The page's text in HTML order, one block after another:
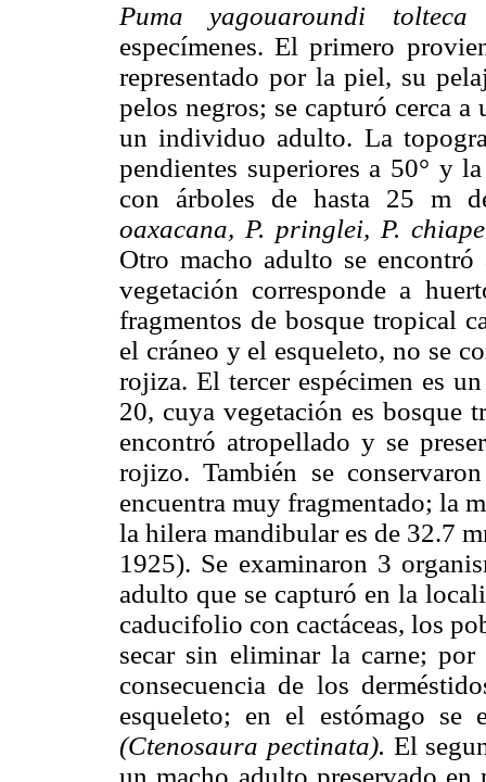
Puma yagouaroundi tolteca
especímenes. El primero
representado por la piel, su
pelos negros; se capturó cerca
un individuo adulto. La
pendientes superiores a 50° y
con árboles de hasta 25 m
oaxacana, P. pringlei, P.
Otro macho adulto se
vegetación corresponde a
fragmentos de bosque tropical
el cráneo y el esqueleto, no se
rojiza. El tercer espécimen es
20, cuya vegetación es
encontró atropellado y se
rojizo. También se
encuentra muy fragmentado; la
la hilera mandibular es de 32.7
1925). Se examinaron 3
adulto que se capturó en la
caducifolio con cactáceas, los
secar sin eliminar la carne;
consecuencia de los
esqueleto; en el estómago se
(Ctenosaura pectinata). El